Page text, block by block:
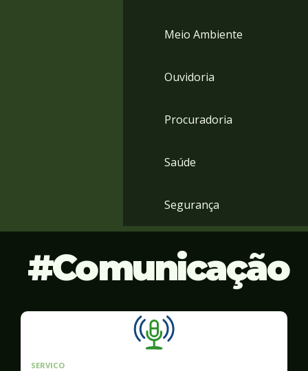
Meio Ambiente
Ouvidoria
Procuradoria
Saúde
Segurança
Comunicação
SERVICO